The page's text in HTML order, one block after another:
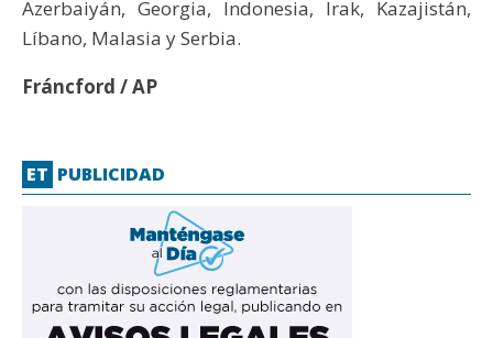
Azerbaiyán, Georgia, Indonesia, Irak, Kazajistán,
Líbano, Malasia y Serbia.
Fráncford / AP
ET PUBLICIDAD